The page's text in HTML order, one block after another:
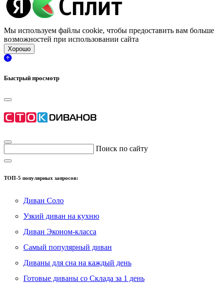
Мы используем файлы cookie, чтобы предоставить вам больше
возможностей при использовании сайта
Хорошо
Быстрый просмотр
Поиск по сайту
ТОП-5 популярных запросов:
Диван Соло
Узкий диван на кухню
Диван Эконом-класса
Самый популярный диван
Диваны для сна на каждый день
Готовые диваны со Склада за 1 день